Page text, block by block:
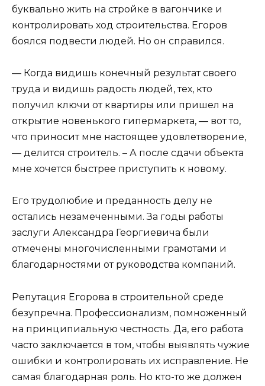
буквально жить на стройке в вагончике и
контролировать ход строительства. Егоров
боялся подвести людей. Но он справился.
— Когда видишь конечный результат своего
труда и видишь радость людей, тех, кто
получил ключи от квартиры или пришел на
открытие новенького гипермаркета, — вот то,
что приносит мне настоящее удовлетворение,
— делится строитель. – А после сдачи объекта
мне хочется быстрее приступить к новому.
Его трудолюбие и преданность делу не
остались незамеченными. За годы работы
заслуги Александра Георгиевича были
отмечены многочисленными грамотами и
благодарностями от руководства компаний.
Репутация Егорова в строительной среде
безупречна. Профессионализм, помноженный
на принципиальную честность. Да, его работа
часто заключается в том, чтобы выявлять чужие
ошибки и контролировать их исправление. Не
самая благодарная роль. Но кто-то же должен